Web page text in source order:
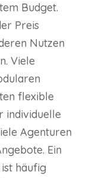
Budget.
Preis
Nutzen
Viele
flexible
individuelle
Agenturen
Ein
häufig